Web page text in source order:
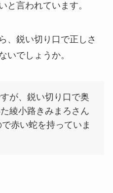
と言われています。
、鋭い切り口で正しさ
いでしょうか。
が、鋭い切り口で奥
綾小路きみまろさん
赤い蛇を持っていま